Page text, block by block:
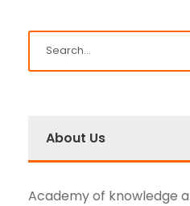
About Us
Academy of knowledge